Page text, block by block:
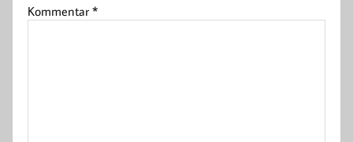
Kommentar*